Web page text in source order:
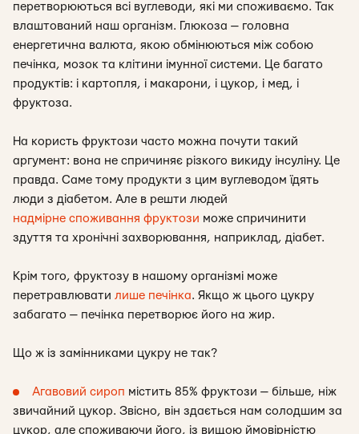
перетворюються всі вуглеводи, які ми споживаємо. Так
влаштований наш організм. Глюкоза — головна
енергетична валюта, якою обмінюються між собою
печінка, мозок та клітини імунної системи. Це багато
продуктів: і картопля, і макарони, і цукор, і мед, і
фруктоза.
На користь фруктози часто можна почути такий
аргумент: вона не спричиняє різкого викиду інсуліну. Це
правда. Саме тому продукти з цим вуглеводом їдять
люди з діабетом. Але в решти людей
надмірне споживання фруктози може спричинити
здуття та хронічні захворювання, наприклад, діабет.
Крім того, фруктозу в нашому організмі може
перетравлювати лише печінка. Якщо ж цього цукру
забагато — печінка перетворює його на жир.
Що ж із замінниками цукру не так?
Агавовий сироп містить 85% фруктози — більше, ніж
звичайний цукор. Звісно, він здається нам солодшим за
цукор, але споживаючи його, із вищою ймовірністю